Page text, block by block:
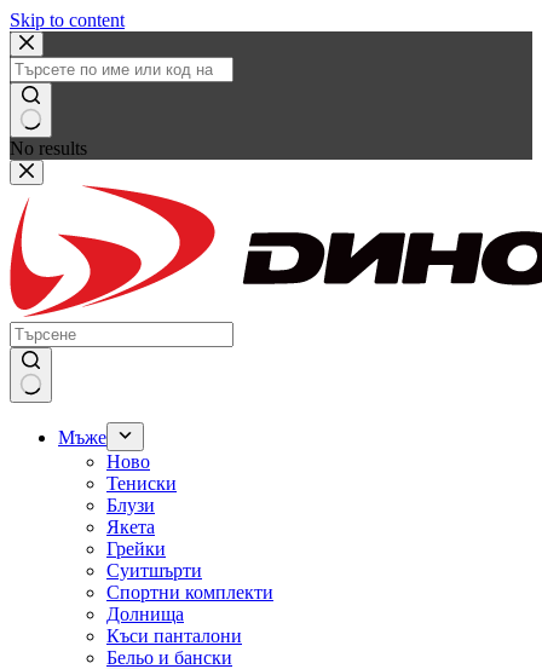
Skip to content
No results
Мъже
Ново
Тениски
Блузи
Якета
Грейки
Суитшърти
Спортни комплекти
Долнища
Къси панталони
Бельо и бански